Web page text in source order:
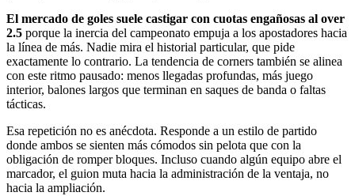
El mercado de goles suele castigar con cuotas engañosas al over
2.5 porque la inercia del campeonato empuja a los apostadores hacia
la línea de más. Nadie mira el historial particular, que pide
exactamente lo contrario. La tendencia de corners también se alinea
con este ritmo pausado: menos llegadas profundas, más juego
interior, balones largos que terminan en saques de banda o faltas
tácticas.
Esa repetición no es anécdota. Responde a un estilo de partido
donde ambos se sienten más cómodos sin pelota que con la
obligación de romper bloques. Incluso cuando algún equipo abre el
marcador, el guion muta hacia la administración de la ventaja, no
hacia la ampliación.